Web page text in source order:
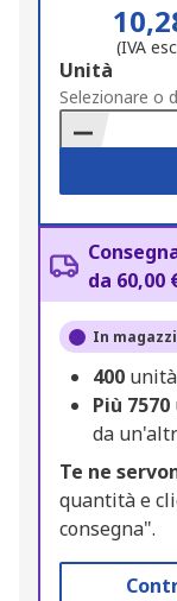
(IVA
Add
to
Basket
Unità
Selezionare o
da 60,00
In
400
Più 7570
da
Te ne
quantità e
consegna".